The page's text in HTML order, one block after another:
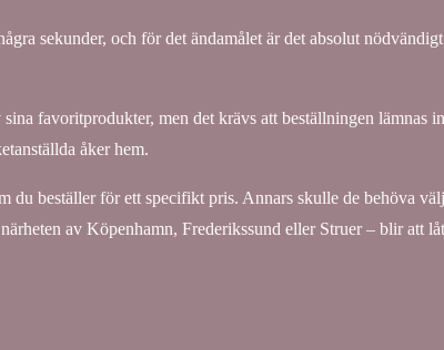
sekunder, och för det ändamålet är det absolut
favoritprodukter, men det krävs att beställningen lämnas
åker hem.
du beställer för ett specifikt pris. Annars skulle de behöva
av Köpenhamn, Frederikssund eller Struer – blir att